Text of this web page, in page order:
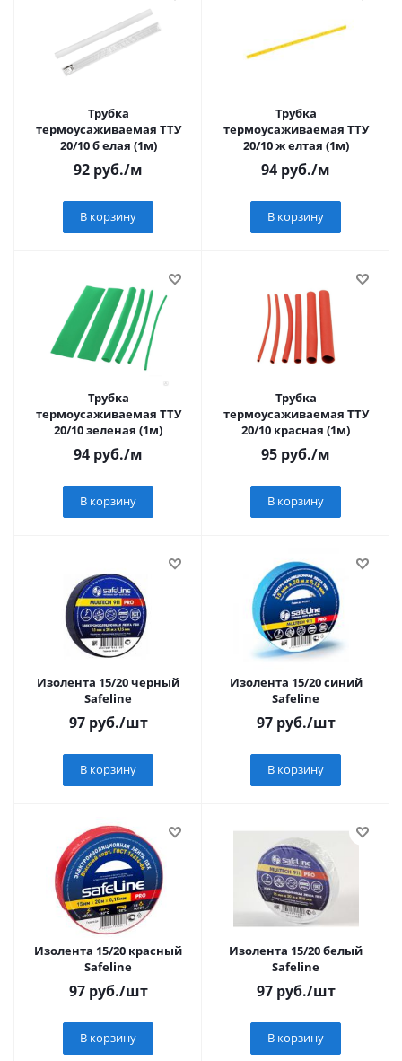
Трубка
термоусаживаемая ТТУ
20/10 б елая (1м)
92 руб./м
В корзину
Трубка
термоусаживаемая ТТУ
20/10 ж елтая (1м)
94 руб./м
В корзину
Трубка
термоусаживаемая ТТУ
20/10 зеленая (1м)
94 руб./м
В корзину
Трубка
термоусаживаемая ТТУ
20/10 красная (1м)
95 руб./м
В корзину
Изолента 15/20 черный
Safeline
97руб./шт
В корзину
Изолента 15/20 синий
Safeline
97руб./шт
В корзину
Изолента 15/20 красный
Safeline
97руб./шт
В корзину
Изолента 15/20 белый
Safeline
97руб./шт
В корзину